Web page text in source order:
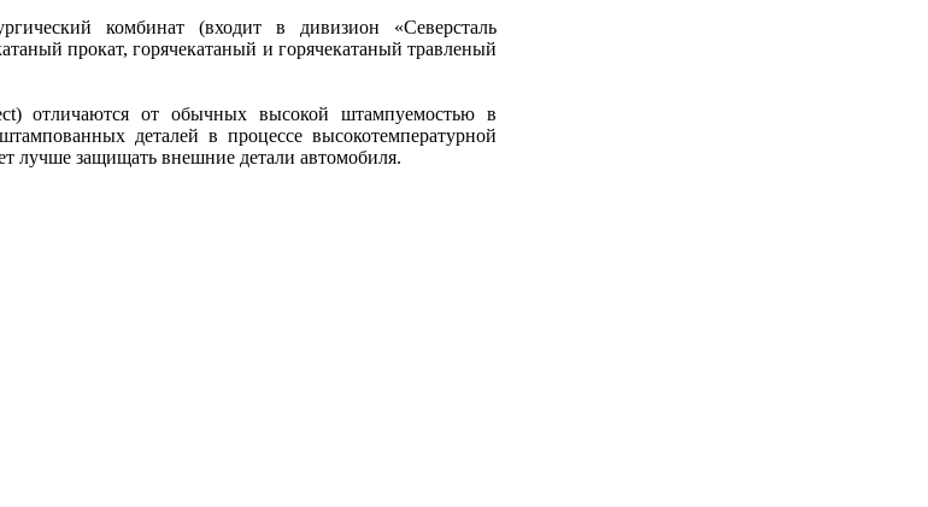
комбинат (входит в дивизион «Северсталь
прокат, горячекатаный и горячекатаный травленый
отличаются от обычных высокой штампуемостью в
деталей в процессе высокотемпературной
лучше защищать внешние детали автомобиля.